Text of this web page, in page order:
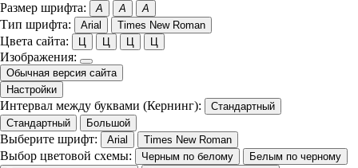
Размер шрифта: A A A
Тип шрифта: Arial Times New Roman
Цвета сайта: Ц Ц Ц Ц
Изображения:
Обычная версия сайта
Настройки
Интервал между буквами (Кернинг):
Стандартный
Стандартный
Большой
Выберите шрифт: Arial Times New Roman
Выбор цветовой схемы: Черным по белому
Белым по черному